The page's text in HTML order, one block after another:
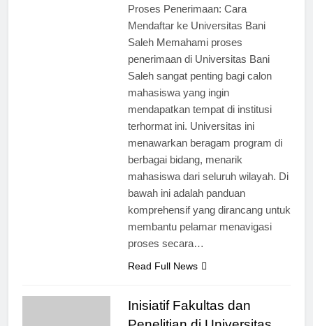
Proses Penerimaan: Cara
Mendaftar ke Universitas Bani
Saleh Memahami proses
penerimaan di Universitas Bani
Saleh sangat penting bagi calon
mahasiswa yang ingin
mendapatkan tempat di institusi
terhormat ini. Universitas ini
menawarkan beragam program di
berbagai bidang, menarik
mahasiswa dari seluruh wilayah. Di
bawah ini adalah panduan
komprehensif yang dirancang untuk
membantu pelamar menavigasi
Inisiatif Fakultas dan